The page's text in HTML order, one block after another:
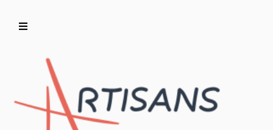
Accueil
Artisans/Commerçants